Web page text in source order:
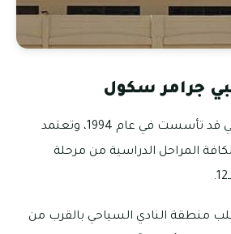
جرامر سكول
من مدارس أبوظبي التي قد تأسست في عام 1994، وتعتمد
المراحل الدراسية من مرحلة
منطقة النادي السياحي بالقرب من